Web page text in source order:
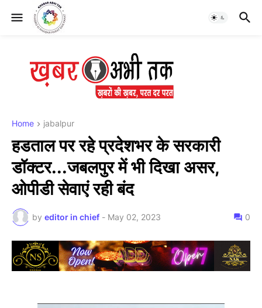
Home jabalpur
हडताल पर रहे प्रदेशभर के सरकारी
डॉक्टर...जबलपुर में भी दिखा असर,
ओपीडी सेवाएं रही बंद
by editor in chief - May 02, 2023 0